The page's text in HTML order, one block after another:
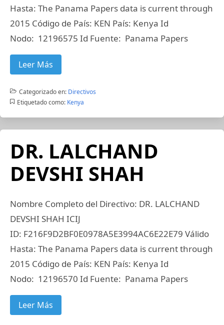
Hasta: The Panama Papers data is current through
2015 Código de País: KEN País: Kenya Id
Nodo: 12196575 Id Fuente: Panama Papers
Leer Más
Categorizado en: Directivos
Etiquetado como: Kenya
DR. LALCHAND
DEVSHI SHAH
Nombre Completo del Directivo: DR. LALCHAND
DEVSHI SHAH ICIJ
ID: F216F9D2BF0E0978A5E3994AC6E22E79 Válido
Hasta: The Panama Papers data is current through
2015 Código de País: KEN País: Kenya Id
Nodo: 12196570 Id Fuente: Panama Papers
Leer Más